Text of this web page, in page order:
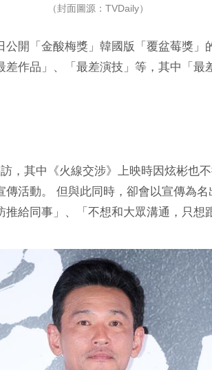
（封面圖源：TVDaily）
公開「金酸梅獎」韓國版「覆盆莓獎」
差作品」、「最差演技」等，其中「最
，其中《火線交涉》上映時因炫彬也
傳活動。 但與此同時，卻會以宣傳為名
推給同事」、「不想和大眾溝通，只想